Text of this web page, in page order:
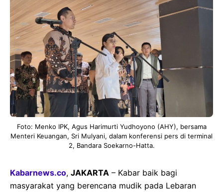
Foto: Menko IPK, Agus Harimurti Yudhoyono (AHY), bersama
Menteri Keuangan, Sri Mulyani, dalam konferensi pers di terminal
2, Bandara Soekarno-Hatta.
Kabarnews.co, JAKARTA – Kabar baik bagi
masyarakat yang berencana mudik pada Lebaran